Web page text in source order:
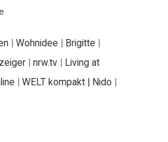
| Wohnidee | Brigitte |
| nrw.tv | Living at
| WELT kompakt | Nido |